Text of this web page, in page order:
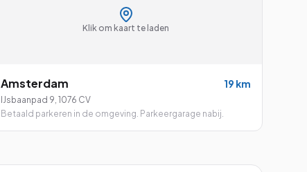
Klik om kaart te laden
Amsterdam 19 km
IJsbaanpad 9,1076 CV
Betaald parkeren in de omgeving. Parkeergarage nabij.